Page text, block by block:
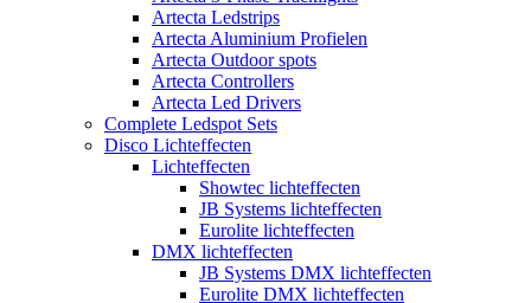
Artecta Ledstrips
Artecta Aluminium Profielen
Artecta Outdoor spots
Artecta Controllers
Artecta Led Drivers
Complete Ledspot Sets
Disco Lichteffecten
Lichteffecten
Showtec lichteffecten
JB Systems lichteffecten
Eurolite lichteffecten
DMX lichteffecten
JB Systems DMX lichteffecten
Eurolite DMX lichteffecten